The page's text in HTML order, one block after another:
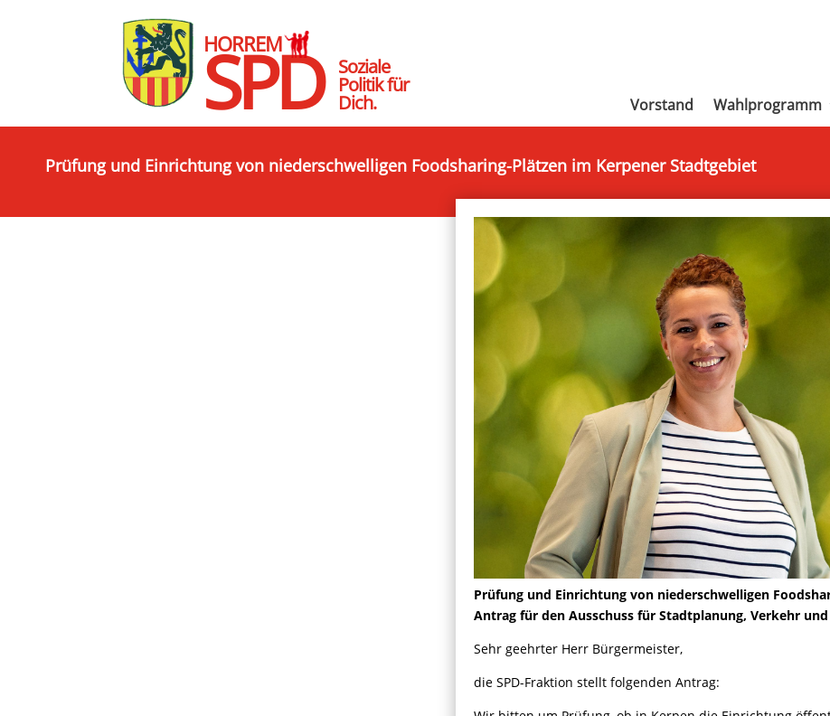
SPD
HORREM
Soziale
Politik für
Dich. Vorstand Wahlprogramm
Prüfung und Einrichtung von niederschwelligen Foodsharing-Plätzen im Kerpener Stadtgebiet
Prüfung und Einrichtung von niederschwelligen
Antrag für den Ausschuss für Stadtplanung, Verkehr
Sehr geehrter Herr Bürgermeister,
die SPD-Fraktion stellt folgenden Antrag: